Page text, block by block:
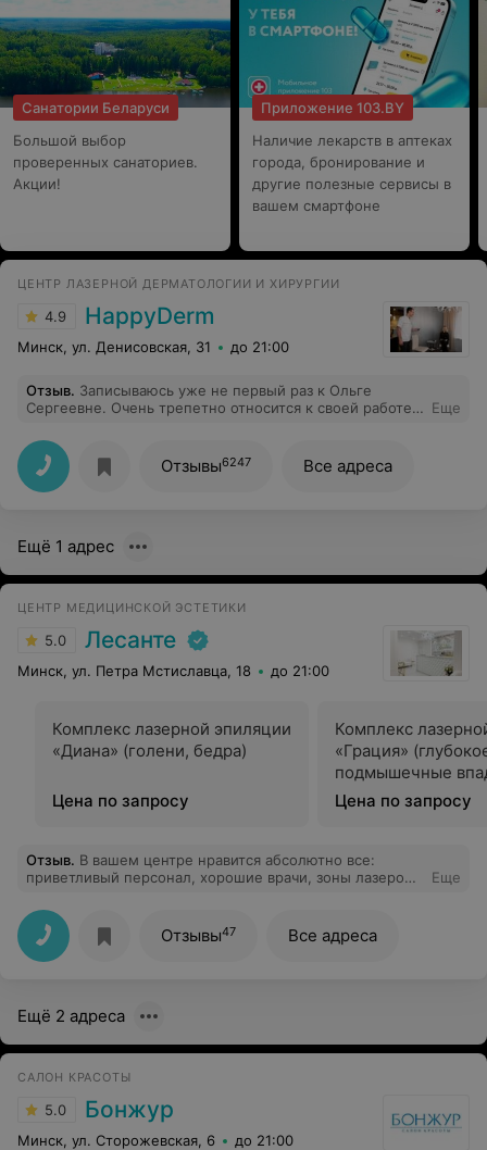
Санатории Беларуси
Большой выбор
проверенных санаториев.
Акции!
Приложение 103.BY
Наличие лекарств в аптеках
города, бронирование и
другие полезные сервисы в
вашем смартфоне
ЦЕНТР ЛАЗЕРНОЙ ДЕРМАТОЛОГИИ И ХИРУРГИИ
4.9 HappyDerm
Минск, ул. Денисовская, 31 до 21:00
Отзыв. Записываюсь уже не первый раз к Ольге
Сергеевне. Очень трепетно относится к своей работе.
Еще
Отзывы6247 Все адреса
Ещё 1 адрес
ЦЕНТР МЕДИЦИНСКОЙ ЭСТЕТИКИ
5.0 Лесанте
Минск, ул. Петра Мстиславца, 18 до 21:00
Комплекс лазерной эпиляции
«Диана» (голени, бедра)
Цена по запросу
Комплекс
«Грация»
подмышечные
голени или бедра)
Цена по запросу
Отзыв. В вашем центре нравится абсолютно все:
приветливый персонал, хорошие врачи, зоны лазером
первого посещения вашего мед. центра сразу поняла,
что я стану вашим постоянным клиентом. Спасибо за
ваш профессионализм и приятную атмосферу)
Еще
Отзывы47 Все адреса
Ещё 2 адреса
САЛОН КРАСОТЫ
5.0 Бонжур
Минск, ул. Сторожевская, 6 до 21:00